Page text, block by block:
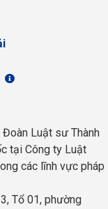
Luật sư Thành
tại Công ty Luật
các lĩnh vực pháp
Tổ 01, phường